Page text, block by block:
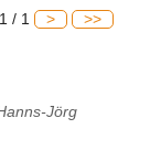
/ 1 > >>
Jörg